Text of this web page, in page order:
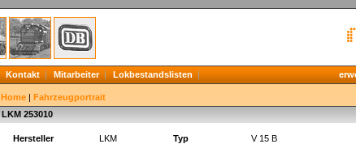
Kontakt Mitarbeiter Lokbestandslisten
Home | Fahrzeugportrait
LKM 253010
Hersteller LKM Typ V 15 B